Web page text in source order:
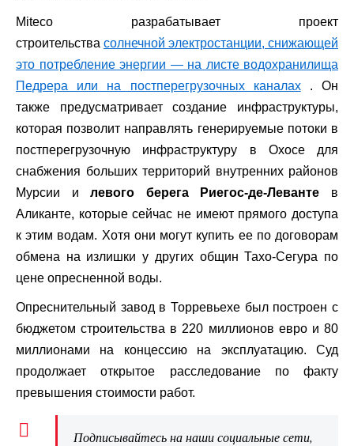
Miteco разрабатывает проект
строительства солнечной электростанции, снижающей
это потребление энергии — на листе водохранилища
Педрера или на постперегрузочных каналах. Он
также предусматривает создание инфраструктуры,
которая позволит направлять генерируемые потоки в
постперегрузочную инфраструктуру в Охосе для
снабжения больших территорий внутренних районов
Мурсии илевого берега Риегос-де-Леванте в
Аликанте, которые сейчас не имеют прямого доступа
к этим водам. Хотя они могут купить ее по договорам
обмена на излишки у других общин Тахо-Сегура по
цене опресненной воды.
Опреснительный завод в Торревьехе был построен с
бюджетом строительства в 220 миллионов евро и 80
миллионами на концессию на эксплуатацию. Суд
продолжает открытое расследование по факту
превышения стоимости работ.
Подписывайтесь на наши социальные сети,